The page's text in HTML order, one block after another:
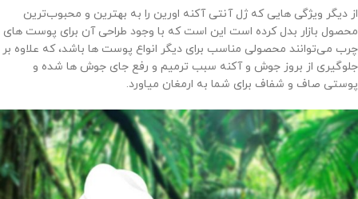
از دیگر ویژگی هایی که ژل آنتی آکنه اورین را به بهترین و محبوب‌ترین
محصول بازار بدل کرده است این است که با وجود طراحی آن برای پوست های
چرب می‌توانند محصولی مناسب برای دیگر انواع پوست ها باشد، که علاوه بر
جلوگیری از بروز جوش و آکنه سبب ترمیم و رفع جای جوش ها شده و
پوستی صاف و شفاف برای شما به ارمغان میاورد.